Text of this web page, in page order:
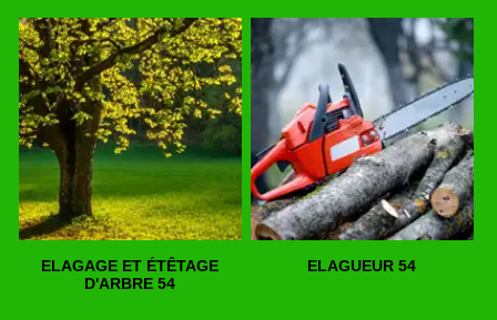
ELAGAGE ET ÉTÊTAGE
D'ARBRE 54
ELAGUEUR 54